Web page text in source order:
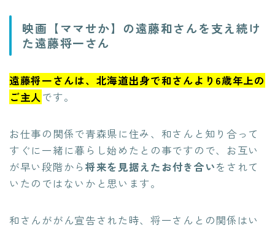
映画【ママせか】の遠藤和さんを支え続け
た遠藤将一さん
遠藤将一さんは、北海道出身で和さんより6歳年上の
ご主人 です。
お仕事の関係で青森県に住み、和さんと知り合って
すぐに一緒に暮らし始めたとの事ですので、お互い
が早い段階から 将来を見据えたお付き合いをされて
いたのではないかと思います。
和さんががん宣告された時、将一さんとの関係はい